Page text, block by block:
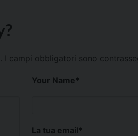
I campi obbligatori sono
Your Name*
La tua email*